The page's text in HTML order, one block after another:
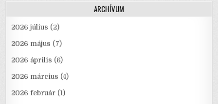
ARCHÍVUM
2026 július (2)
2026 május (7)
2026 április (6)
2026 március (4)
2026 február (1)